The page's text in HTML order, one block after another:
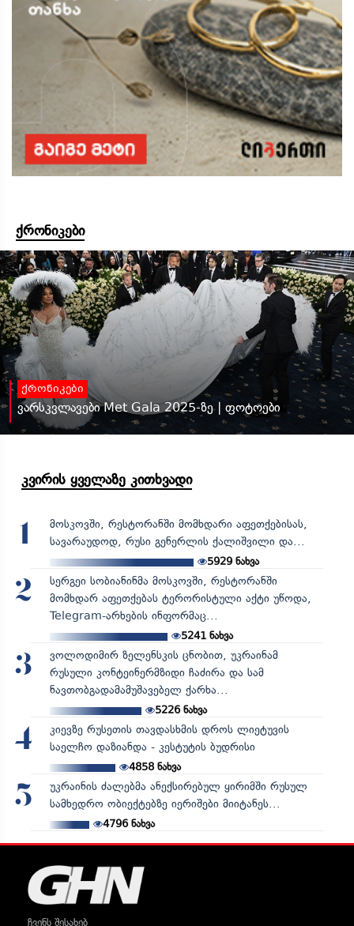
ქრონიკები
ქრონიკები
ვარსკვლავები Met Gala 2025-ზე | ფოტოები
კვირის ყველაზე კითხვადი
1
მოსკოვში, რესტორანში მომხდარი აფეთქებისას,
სავარაუდოდ, რუსი გენერლის ქალიშვილი და...
5929 ნახვა
2
სერგეი სობიანინმა მოსკოვში, რესტორანში
მომხდარ აფეთქებას ტერორისტული აქტი უწოდა,
Telegram-არხების ინფორმაც...
5241ნახვა
3
ვოლოდიმირ ზელენსკის ცნობით, უკრაინამ
რუსული კონტეინერმზიდი ჩაძირა და სამ
ნავთობგადამამუშავებელ ქარხა...
5226ნახვა
4
კიევზე რუსეთის თავდასხმის დროს ლიეტუვის
საელჩო დაზიანდა - კესტუტის ბუდრისი
4858ნახვა
5
უკრაინის ძალებმა ანექსირებულ ყირიმში რუსულ
სამხედრო ობიექტებზე იერიშები მიიტანეს...
4796ნახვა
ჩვენს შესახებ